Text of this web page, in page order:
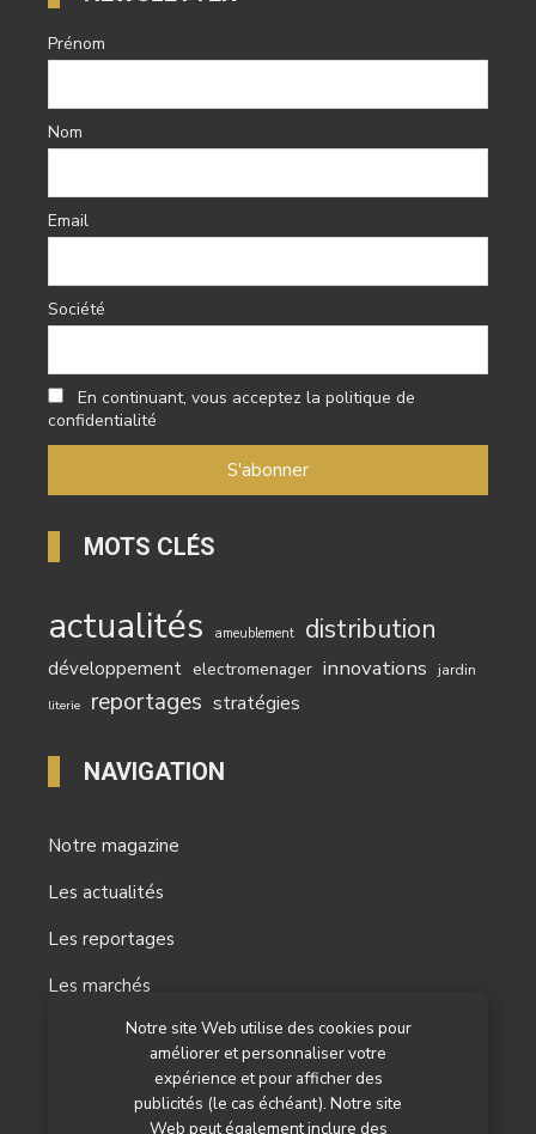
Notre site Web utilise des cookies pour
améliorer et personnaliser votre
expérience et pour afficher des
publicités (le cas échéant). Notre site
Web peut également inclure des
Prénom
Nom
Email
Société
En continuant, vous acceptez la politique de
confidentialité
MOTS CLÉS
actualités ameublement distribution
développement electromenager innovations jardin
literie reportages stratégies
NAVIGATION
Notre magazine
Les actualités
Les reportages
Les marchés
Nos autres titres